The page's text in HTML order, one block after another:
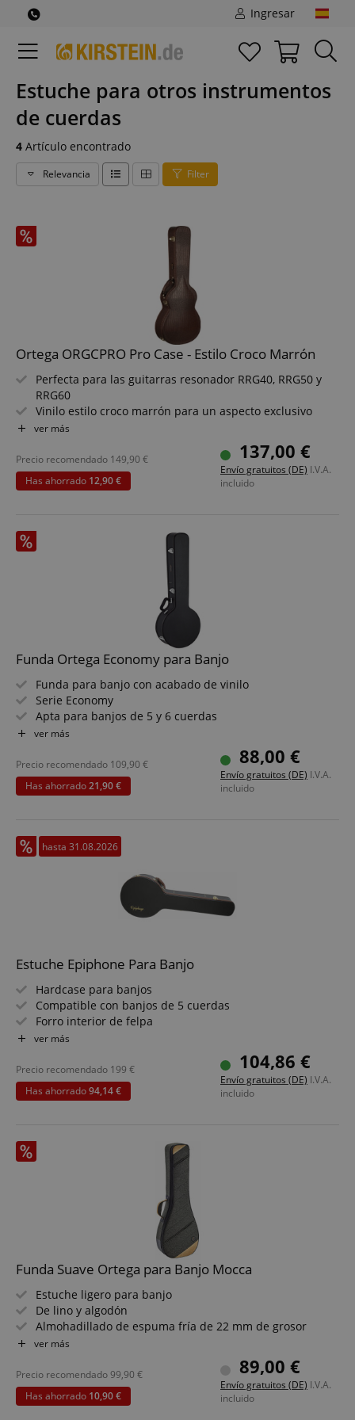
Ingresar
Estuche para otros instrumentos
de cuerdas
4 Artículo encontrado
Relevancia Filter
Ortega ORGCPRO Pro Case - Estilo Croco Marrón
Perfecta para las guitarras resonador RRG40, RRG50 y
RRG60
Vinilo estilo croco marrón para un aspecto exclusivo
Construcción robusta con tapa curvada
Forrado en su interior con terciopelo violeta
Higrómetro integrado para el control de la humedad
Cerradura de combinación y herrajes vintage color
bronce
ver más
137,00 €
Envío gratuitos (DE) I.V.A.
incluido
Precio recomendado 149,90 €
Has ahorrado 12,90 €
Funda Ortega Economy para Banjo
Funda para banjo con acabado de vinilo
Serie Economy
Apta para banjos de 5 y 6 cuerdas
Flat Top
Bolsillo práctico para accesorios
ver más
88,00 €
Envío gratuitos (DE) I.V.A.
incluido
Precio recomendado 109,90 €
Has ahorrado21,90 €
hasta 31.08.2026
Estuche Epiphone Para Banjo
Hardcase para banjos
Compatible con banjos de 5 cuerdas
Forro interior de felpa
Compartimento interior para accesorios
ver más
104,86 €
Envío gratuitos (DE) I.V.A.
incluido
Precio recomendado 199 €
Has ahorrado94,14 €
Funda Suave Ortega para Banjo Mocca
Estuche ligero para banjo
De lino y algodón
Almohadillado de espuma fría de 22 mm de grosor
Incluye soporte para el mástil con cierre de contacto de
Con aplicaciones de ante y bolsillo frontal
Color: Gris
ver más
89,00 €
Envío gratuitos (DE) I.V.A.
incluido
Precio recomendado99,90 €
Has ahorrado 10,90 €